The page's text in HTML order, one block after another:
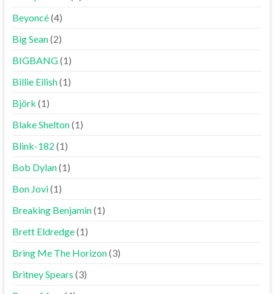
Beyoncé(4)
Big Sean(2)
BIGBANG(1)
Billie Eilish(1)
Björk (1)
Blake Shelton(1)
Blink-182 (1)
Bob Dylan(1)
Bon Jovi(1)
Breaking Benjamin(1)
Brett Eldredge(1)
Bring Me The Horizon(3)
Britney Spears (3)